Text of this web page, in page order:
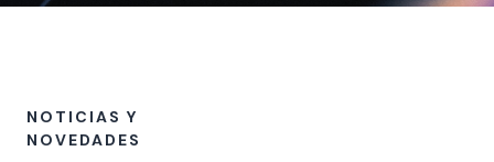
NOTICIAS Y
NOVEDADES